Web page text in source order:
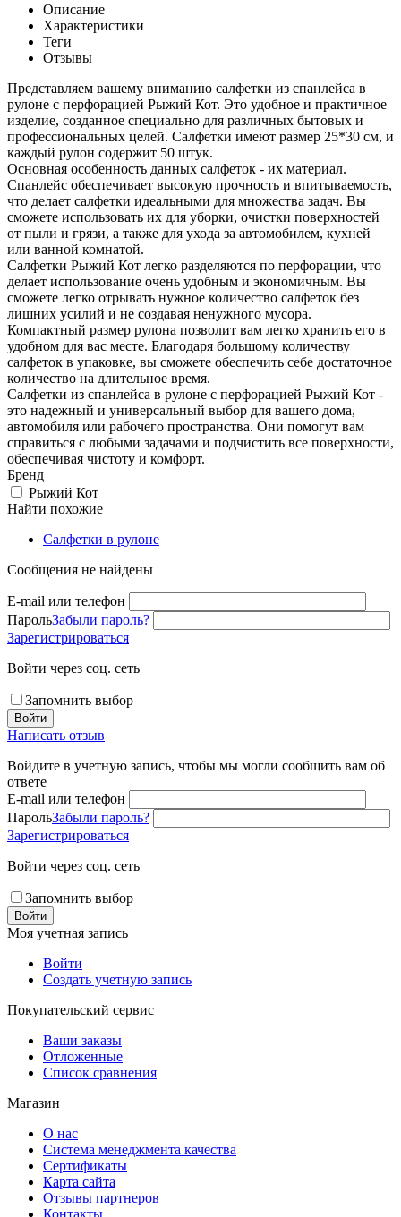
Описание
Характеристики
Теги
Отзывы
Представляем вашему вниманию салфетки из спанлейса в
рулоне с перфорацией Рыжий Кот. Это удобное и практичное
изделие, созданное специально для различных бытовых и
профессиональных целей. Салфетки имеют размер 25*30 см, и
каждый рулон содержит 50 штук.
Основная особенность данных салфеток - их материал.
Спанлейс обеспечивает высокую прочность и впитываемость,
что делает салфетки идеальными для множества задач. Вы
сможете использовать их для уборки, очистки поверхностей
от пыли и грязи, а также для ухода за автомобилем, кухней
или ванной комнатой.
Салфетки Рыжий Кот легко разделяются по перфорации, что
делает использование очень удобным и экономичным. Вы
сможете легко отрывать нужное количество салфеток без
лишних усилий и не создавая ненужного мусора.
Компактный размер рулона позволит вам легко хранить его в
удобном для вас месте. Благодаря большому количеству
салфеток в упаковке, вы сможете обеспечить себе достаточное
количество на длительное время.
Салфетки из спанлейса в рулоне с перфорацией Рыжий Кот -
это надежный и универсальный выбор для вашего дома,
автомобиля или рабочего пространства. Они помогут вам
справиться с любыми задачами и подчистить все поверхности,
обеспечивая чистоту и комфорт.
Бренд
Рыжий Кот
Найти похожие
Салфетки в рулоне
Сообщения не найдены
E-mail или телефон
ПарольЗабыли пароль?
Зарегистрироваться
Войти через соц. сеть
Запомнить выбор
Войти
Написать отзыв
Войдите в учетную запись, чтобы мы могли сообщить вам об
ответе
E-mail или телефон
ПарольЗабыли пароль?
Зарегистрироваться
Войти через соц. сеть
Запомнить выбор
Войти
Моя учетная запись
Войти
Создать учетную запись
Покупательский сервис
Ваши заказы
Отложенные
Список сравнения
Магазин
О нас
Система менеджмента качества
Сертификаты
Карта сайта
Отзывы партнеров
Контакты